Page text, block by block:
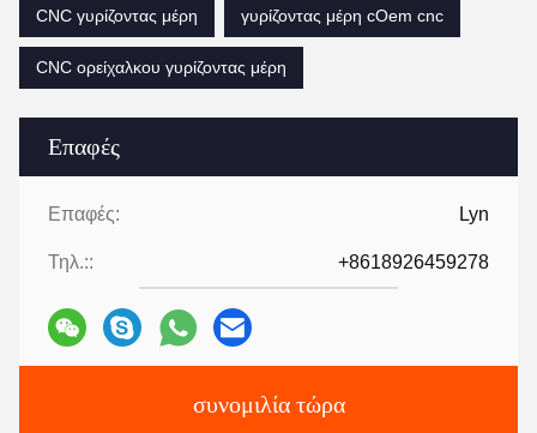
Επαφές
Επαφές: Lyn
Τηλ.:: +8618926459278
συνομιλία τώρα
CNC γυρίζοντας μέρη
γυρίζοντας μέρη cOem cnc
CNC ορείχαλκου γυρίζοντας μέρη